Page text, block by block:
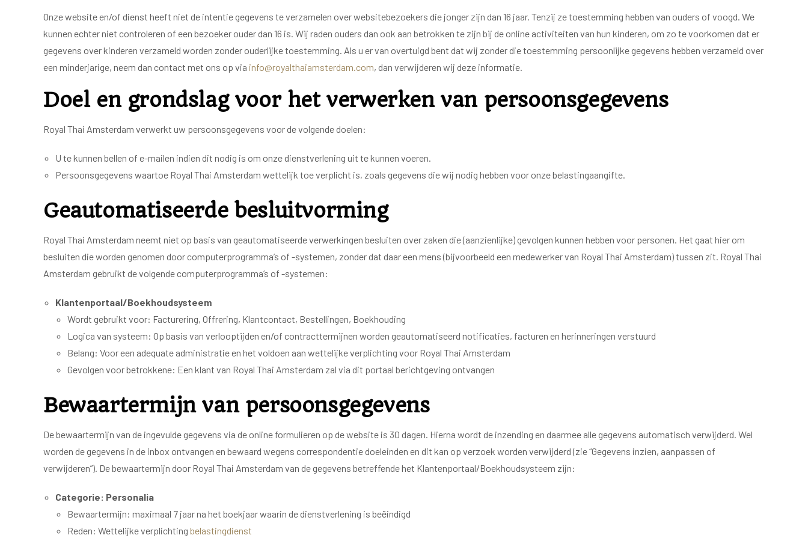
Onze website en/of dienst heeft niet de intentie gegevens te verzamelen over websitebezoekers die jonger zijn dan 16 jaar. Tenzij ze toestemming hebben van ouders of voogd. We
kunnen echter niet controleren of een bezoeker ouder dan 16 is. Wij raden ouders dan ook aan betrokken te zijn bij de online activiteiten van hun kinderen, om zo te voorkomen dat er
gegevens over kinderen verzameld worden zonder ouderlijke toestemming. Als u er van overtuigd bent dat wij zonder die toestemming persoonlijke gegevens hebben verzameld over
een minderjarige, neem dan contact met ons op via info@royalthaiamsterdam.com, dan verwijderen wij deze informatie.
Doel en grondslag voor het verwerken van persoonsgegevens
Royal Thai Amsterdam verwerkt uw persoonsgegevens voor de volgende doelen:
U te kunnen bellen of e-mailen indien dit nodig is om onze dienstverlening uit te kunnen voeren.
Persoonsgegevens waartoe Royal Thai Amsterdam wettelijk toe verplicht is, zoals gegevens die wij nodig hebben voor onze belastingaangifte.
Geautomatiseerde besluitvorming
Royal Thai Amsterdam neemt niet op basis van geautomatiseerde verwerkingen besluiten over zaken die (aanzienlijke) gevolgen kunnen hebben voor personen. Het gaat hier om
besluiten die worden genomen door computerprogramma’s of -systemen, zonder dat daar een mens (bijvoorbeeld een medewerker van Royal Thai Amsterdam) tussen zit. Royal Thai
Amsterdam gebruikt de volgende computerprogramma’s of -systemen:
Klantenportaal/Boekhoudsysteem
Wordt gebruikt voor: Facturering, Offrering, Klantcontact, Bestellingen, Boekhouding
Logica van systeem: Op basis van verlooptijden en/of contracttermijnen worden geautomatiseerd notificaties, facturen en herinneringen verstuurd
Belang: Voor een adequate administratie en het voldoen aan wettelijke verplichting voor Royal Thai Amsterdam
Gevolgen voor betrokkene: Een klant van Royal Thai Amsterdam zal via dit portaal berichtgeving ontvangen
Bewaartermijn van persoonsgegevens
De bewaartermijn van de ingevulde gegevens via de online formulieren op de website is 30 dagen. Hierna wordt de inzending en daarmee alle gegevens automatisch verwijderd. Wel
worden de gegevens in de inbox ontvangen en bewaard wegens correspondentie doeleinden en dit kan op verzoek worden verwijderd (zie “Gegevens inzien, aanpassen of
verwijderen”). De bewaartermijn door Royal Thai Amsterdam van de gegevens betreffende het Klantenportaal/Boekhoudsysteem zijn:
Categorie: Personalia
Bewaartermijn: maximaal 7 jaar na het boekjaar waarin de dienstverlening is beëindigd
Reden: Wettelijke verplichting belastingdienst